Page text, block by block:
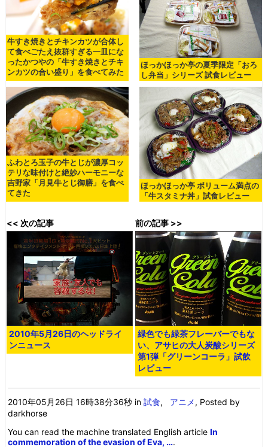
牛すき焼きとチキンカツが合体し
て食べごたえ抜群すぎる一皿にな
ったかつやの「牛すき焼きとチキ
ンカツの合い盛り」を食べてみた
ほっかほっか亭の夏季限定「おろ
し弁当」シリーズ 試食レビュー
ふわとろ玉子の牛とじが濃厚コッ
テリな味付けと絶妙ハーモニーな
吉野家「月見牛とじ御膳」を食べ
てきた
ほっかほっか亭 ボリューム満点の
「牛スタミナ丼」試食レビュー
<< 次の記事
2010年5月26日のヘッドライ
ンニュース
前の記事 >>
緑色でも緑茶フレーバーでもな
い、アサヒの大人炭酸シリーズ
第1弾「グリーンコーラ」試飲
レビュー
2010年05月26日 16時38分36秒 in試食, アニメ, Posted by
darkhorse
You can read the machine translated English articleIn
commemoration of the evasion of Eva, ….